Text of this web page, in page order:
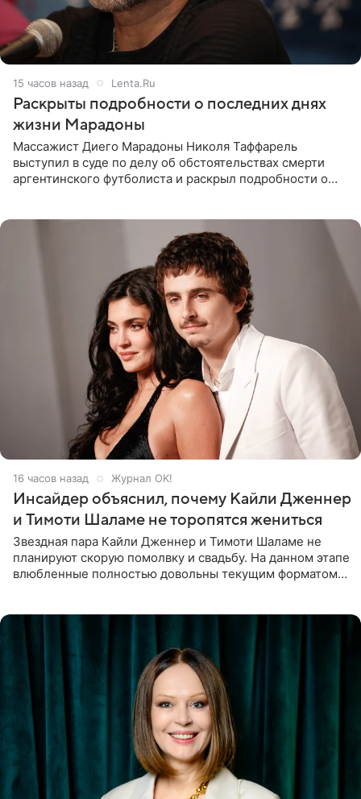
15 часов назад Lenta.Ru
Раскрыты подробности о последних днях
жизни Марадоны
Массажист Диего Марадоны Николя Таффарель
выступил в суде по делу об обстоятельствах смерти
аргентинского футболиста и раскрыл подробности о
16 часов назад Журнал OK!
Инсайдер объяснил, почему Кайли Дженнер
и Тимоти Шаламе не торопятся жениться
Звездная пара Кайли Дженнер и Тимоти Шаламе не
планируют скорую помолвку и свадьбу. На данном этапе
влюбленные полностью довольны текущим форматом